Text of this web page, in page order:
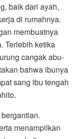
baik dari ayah,
di rumahnya.
membuatnya
Terlebih ketika
cangak abu-
bahwa ibunya
sang ibu tengah
menampilkan